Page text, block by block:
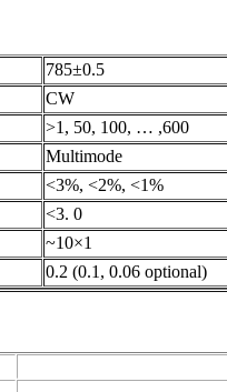
785±0.5
CW
>1, 50, 100, … ,600
Multimode
<3%, <2%, <1%
<3. 0
~10×1
0.2 (0.1, 0.06 optional)